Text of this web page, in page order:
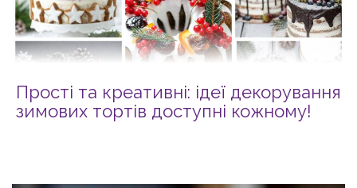
Прості та креативні: ідеї декорування
зимових тортів доступні кожному!